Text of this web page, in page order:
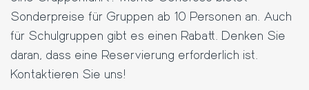
Sonderpreise für Gruppen ab 10 Personen an. Auch
für Schulgruppen gibt es einen Rabatt. Denken Sie
daran, dass eine Reservierung erforderlich ist.
Kontaktieren Sie uns!